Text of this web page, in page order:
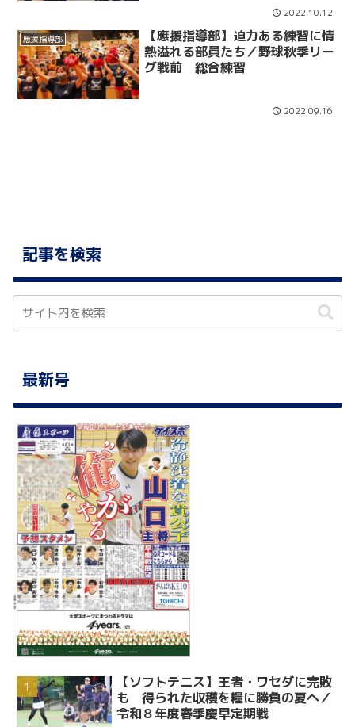
2022.10.12
應援指導部
【應援指導部】迫力ある練習に情
熱溢れる部員たち／野球秋季リー
グ戦前 総合練習
2022.09.16
記事を検索
最新号
【ソフトテニス】王者・ワセダに完敗
も 得られた収穫を糧に勝負の夏へ／
令和８年度春季慶早定期戦